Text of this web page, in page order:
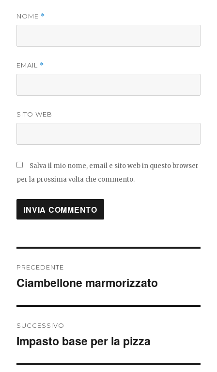
NOME *
EMAIL *
SITO WEB
Salva il mio nome, email e sito web in questo browser
per la prossima volta che commento.
articoli
PRECEDENTE
Articolo
Ciambellone marmorizzato
SUCCESSIVO
Articolo
Impasto base per la pizza